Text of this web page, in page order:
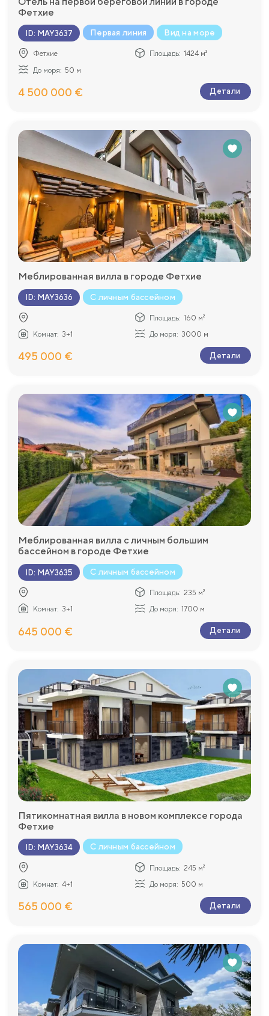
Фетхие
ID: MAY3637 Первая линия Вид на море
Фетхие Площадь: 1424 м²
До моря: 50 м
4 500 000 € Детали
Меблированная вилла в городе Фетхие
ID: MAY3636 С личным бассейном
Площадь: 160 м²
Комнат: 3+1 До моря: 3000 м
495 000 € Детали
Меблированная вилла с личным большим
бассейном в городе Фетхие
ID: MAY3635 С личным бассейном
Площадь: 235 м²
Комнат: 3+1 До моря: 1700 м
645 000 € Детали
Пятикомнатная вилла в новом комплексе города
Фетхие
ID: MAY3634 С личным бассейном
Площадь: 245 м²
Комнат: 4+1 До моря: 500 м
565 000 € Детали